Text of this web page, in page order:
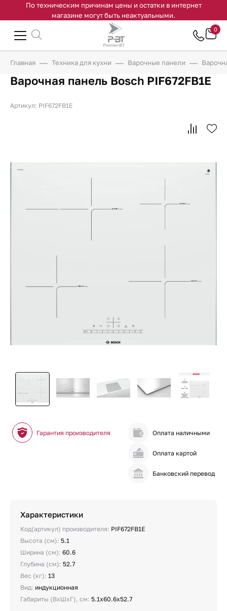
По техническим причинам цены и остатки в интернет
магазине могут быть неактуальными.
0
Главная Техника для кухни Варочные панели
Варочная панель Bosch PIF672FB1E
Артикул: PIF672FB1E
Гарантия производителя Оплата наличными
Оплата картой
Банковский перевод
Характеристики
Код(артикул) производителя: PIF672FB1E
Высота (см): 5.1
Ширина (см): 60.6
Глубина (см): 52.7
Вес (кг): 13
Вид: индукционная
Габариты (ВхШхГ), см: 5.1х60.6х52.7